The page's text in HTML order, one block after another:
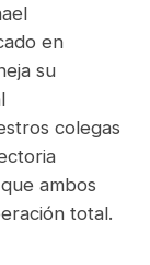
en
su
colegas
ambos
total.